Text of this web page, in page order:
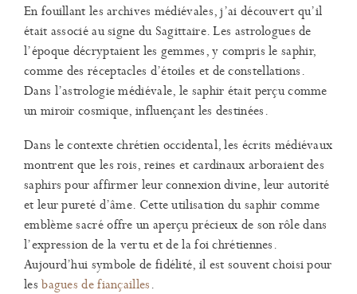
En fouillant les archives médiévales, j’ai découvert qu’il
était associé au signe du Sagittaire. Les astrologues de
l’époque décryptaient les gemmes, y compris le saphir,
comme des réceptacles d’étoiles et de constellations.
Dans l’astrologie médiévale, le saphir était perçu comme
un miroir cosmique, influençant les destinées.
Dans le contexte chrétien occidental, les écrits médiévaux
montrent que les rois, reines et cardinaux arboraient des
saphirs pour affirmer leur connexion divine, leur autorité
et leur pureté d’âme. Cette utilisation du saphir comme
emblème sacré offre un aperçu précieux de son rôle dans
l’expression de la vertu et de la foi chrétiennes.
Aujourd’hui symbole de fidélité, il est souvent choisi pour
lesbagues de fiançailles.